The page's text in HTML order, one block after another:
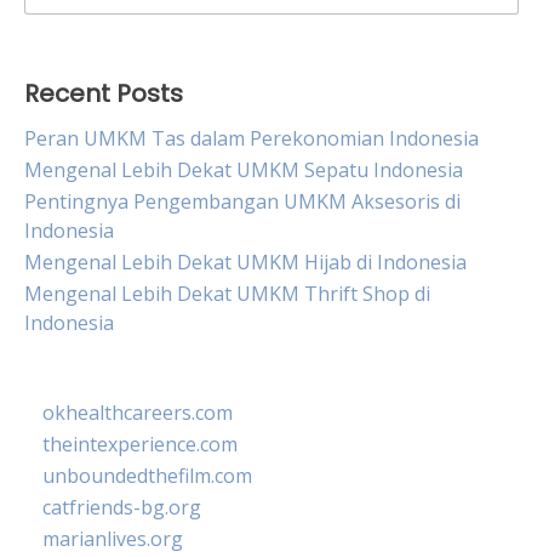
for:
Recent Posts
Peran UMKM Tas dalam Perekonomian Indonesia
Mengenal Lebih Dekat UMKM Sepatu Indonesia
Pentingnya Pengembangan UMKM Aksesoris di
Indonesia
Mengenal Lebih Dekat UMKM Hijab di Indonesia
Mengenal Lebih Dekat UMKM Thrift Shop di
Indonesia
okhealthcareers.com
theintexperience.com
unboundedthefilm.com
catfriends-bg.org
marianlives.org